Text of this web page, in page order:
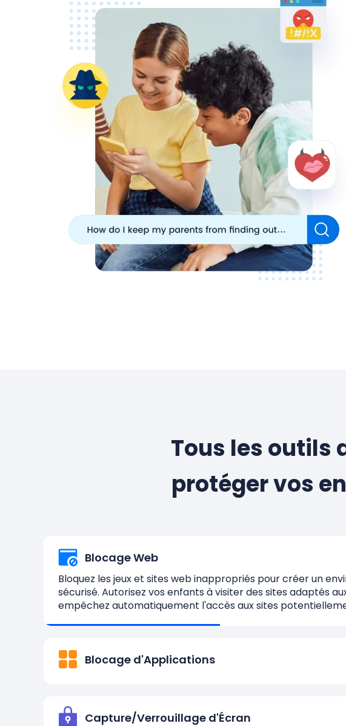
Tous les outils
protéger vos
Blocage Web
Bloquez les jeux et sites web inappropriés pour créer un
sécurisé. Autorisez vos enfants à visiter des sites adaptés
empêchez automatiquement l'accès aux sites
Blocage d'Applications
Capture/Verrouillage d'Écran